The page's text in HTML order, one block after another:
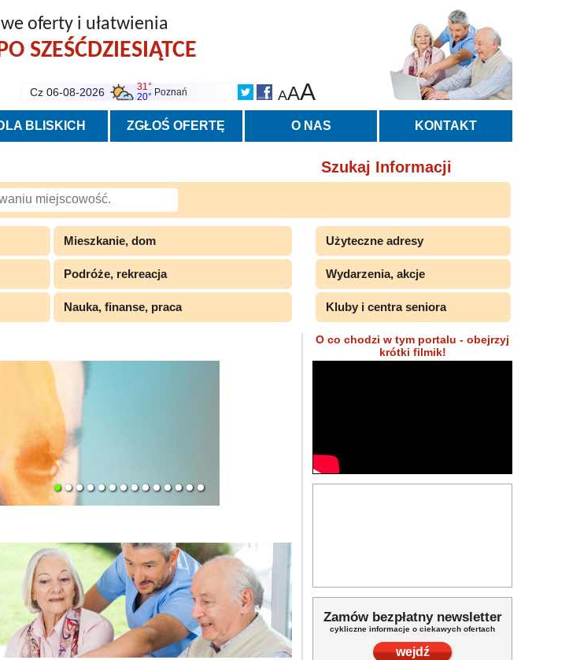
oferty i ułatwienia
SZEŚĆDZIESIĄTCE
AAA
Cz 06-08-2026
31°
20° Poznań
BLISKICH ZGŁOŚ OFERTĘ O NAS KONTAKT
Szukaj Informacji
Użyteczne adresy
Wydarzenia, akcje
Kluby i centra seniora
Mieszkanie, dom
Podróże, rekreacja
Nauka, finanse, praca
O co chodzi w tym portalu - obejrzyj
krótki filmik!
Zamów bezpłatny newsletter
cykliczne informacje o ciekawych ofertach
wejdź